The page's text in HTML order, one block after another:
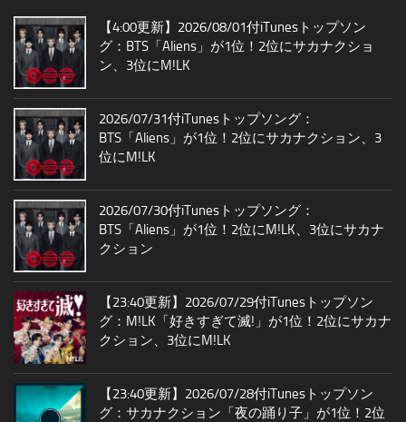
【4:00更新】2026/08/01付iTunesトップソン
グ：BTS「Aliens」が1位！2位にサカナクショ
ン、3位にM!LK
2026/07/31付iTunesトップソング：
BTS「Aliens」が1位！2位にサカナクション、3
位にM!LK
2026/07/30付iTunesトップソング：
BTS「Aliens」が1位！2位にM!LK、3位にサカナ
クション
【23:40更新】2026/07/29付iTunesトップソン
グ：M!LK「好きすぎて滅!」が1位！2位にサカナ
クション、3位にM!LK
【23:40更新】2026/07/28付iTunesトップソン
グ：サカナクション「夜の踊り子」が1位！2位